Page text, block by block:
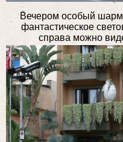
Вечером особый
фантастическое
справа можно